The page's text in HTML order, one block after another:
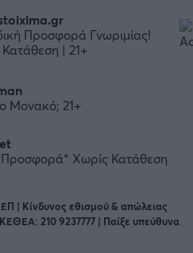
Μονακό; 21+
Χωρίς Κατάθεση
Προσφορά Γνωριμίας!
| 21+
| Κίνδυνος εθισμού & απώλειας
210 9237777 | Παίξε υπεύθυνα